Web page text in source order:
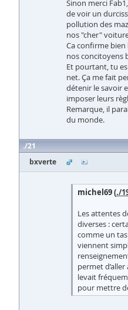
Sinon merci
de voir un
pollution des
nos "cher"
Ca confirme
nos concitoyens
Et pourtant, tu
net. Ça me fait
détenir le savoir
imposer leurs
Remarque, il
du monde.
21
bxverte
michel69 (./
Les attentes
diverses :
comme un tas
viennent
permet
levait
pour mettre